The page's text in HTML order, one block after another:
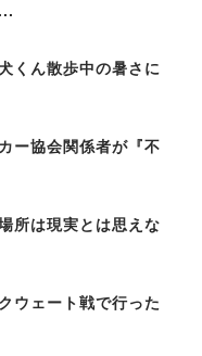
くん散歩中の暑さに
ー協会関係者が『不
所は現実とは思えな
ウェート戦で行った